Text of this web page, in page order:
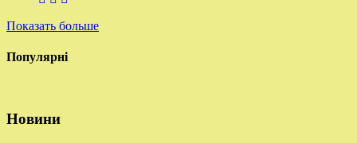
Показать больше
Популярні
Новини